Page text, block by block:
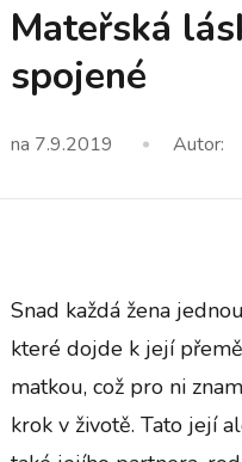
Mateřská
spojené
na 7.9.2019 Autor:
Snad každá žena
které dojde k její
matkou, což pro ni
krok v životě. Tato její